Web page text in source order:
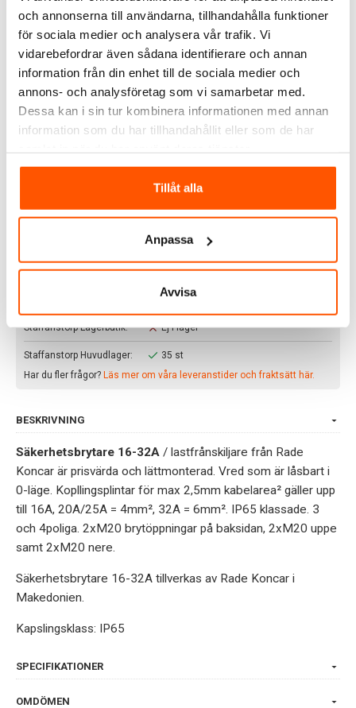
och annonserna till användarna, tillhandahålla funktioner
för sociala medier och analysera vår trafik. Vi
vidarebefordrar även sådana identifierare och annan
information från din enhet till de sociala medier och
annons- och analysföretag som vi samarbetar med.
Dessa kan i sin tur kombinera informationen med annan
information som du har tillhandahållit eller som de har
Tillåt alla
Anpassa
Avvisa
359,00 kr
287,20 kr exkl. moms
Säkerhetsbrytare 4-pol 32A, 15kW
Art. nr: 31223216
- + KÖP
Lagersaldo:
42 st
2 st
Butik Veddesta:
5 st
Staffanstorp Lagerbutik:
Ej i lager
Staffanstorp Huvudlager:
35 st
Har du fler frågor? Läs mer om våra leveranstider och fraktsätt här.
BESKRIVNING
Säkerhetsbrytare 16-32A / lastfrånskiljare från Rade
Koncar är prisvärda och lättmonterad. Vred som är låsbart i
0-läge. Kopllingsplintar för max 2,5mm kabelarea² gäller upp
till 16A, 20A/25A = 4mm², 32A = 6mm². IP65 klassade. 3
och 4poliga. 2xM20 brytöppningar på baksidan, 2xM20 uppe
samt 2xM20 nere.
Säkerhetsbrytare 16-32A tillverkas av Rade Koncar i
Makedonien.
Kapslingsklass: IP65
SPECIFIKATIONER
OMDÖMEN